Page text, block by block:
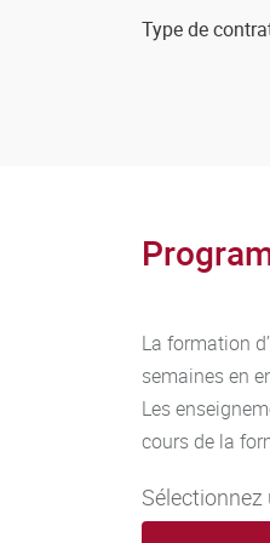
connaissances
compétences
du diplôme et
unités
Type de
La formation
semaines en
Les
cours de la